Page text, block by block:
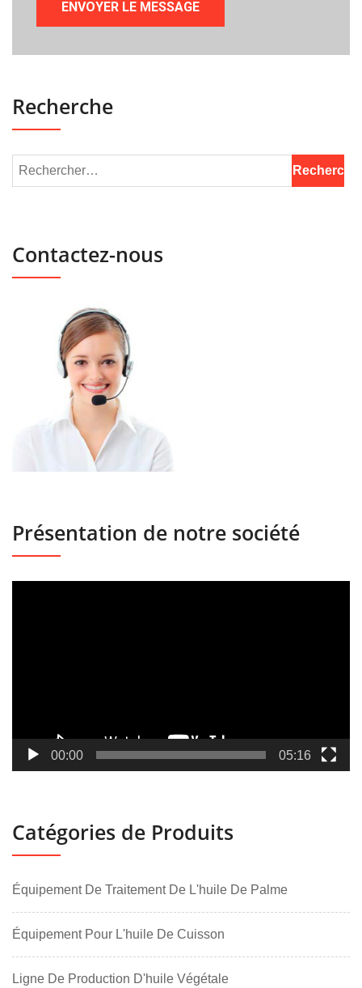
Recherche
Contactez-nous
Présentation de notre société
00:00 05:16
Catégories de Produits
Équipement De Traitement De L'huile De Palme
Équipement Pour L'huile De Cuisson
Ligne De Production D'huile Végétale